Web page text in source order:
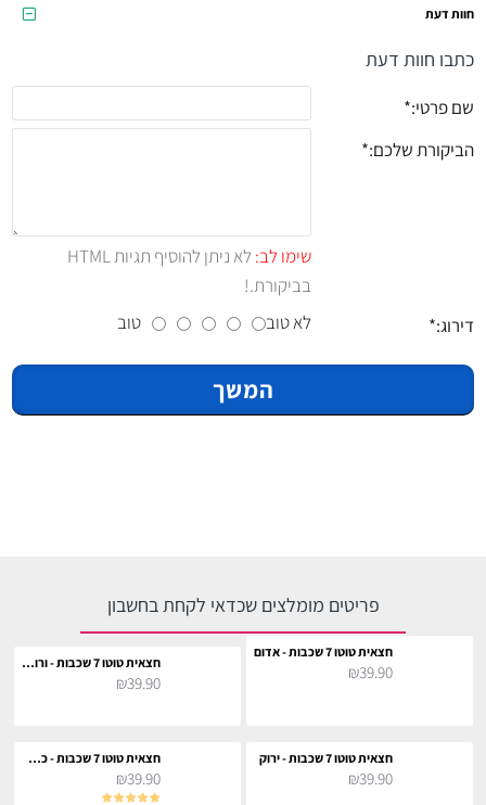
חוות דעת
כתבו חוות דעת
שם פרטי:
הביקורת שלכם:
שימו לב:
לא ניתן להוסיף תגיות HTML
בביקורת.!
דירוג:
לא טוב טוב
המשך
פריטים מומלצים שכדאי לקחת בחשבון
חצאית טוטו 7 שכבות - אדום
₪39.90 חצאית טוטו 7 שכבות - ורוד בייבי
₪39.90
חצאית טוטו 7 שכבות - ירוק
₪39.90
חצאית טוטו 7 שכבות - כחול רויאל
₪39.90